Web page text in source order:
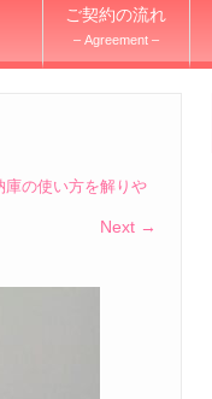
ご契約の流れ
– Agreement –
庫の使い方を解りや
Next →